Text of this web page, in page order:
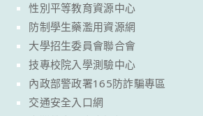
性別平等教育資源中心
防制學生藥濫用資源網
大學招生委員會聯合會
技專校院入學測驗中心
內政部警政署165防詐騙專區
交通安全入口網